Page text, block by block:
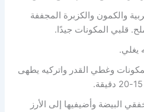
والكمون والكزبرة المجففة
قلبي المكونات جيدًا.
يغلي.
وغطي القدر واتركيه يطهى
البيضة وأضيفيها إلى الأرز